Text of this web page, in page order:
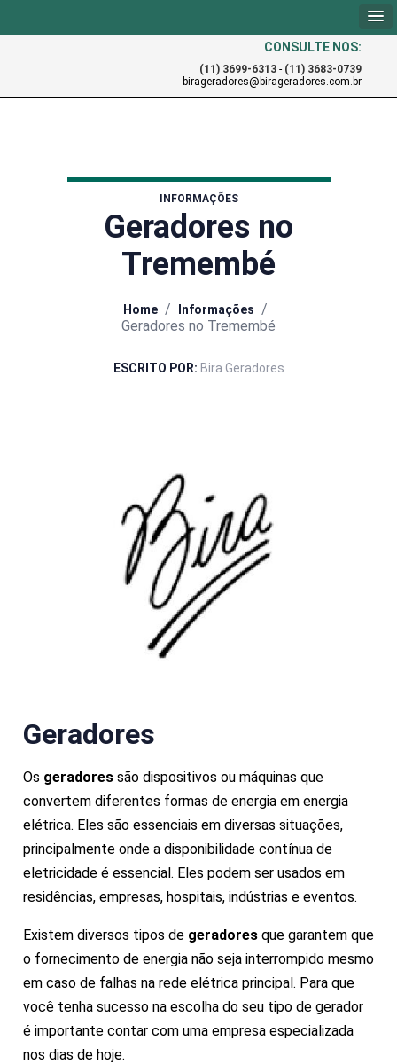
CONSULTE NOS:
(11) 3699-6313 - (11) 3683-0739
birageradores@birageradores.com.br
INFORMAÇÕES
Geradores no
Tremembé
Home / Informações /
Geradores no Tremembé
ESCRITO POR: Bira Geradores
Geradores
Os geradores são dispositivos ou máquinas que
convertem diferentes formas de energia em energia
elétrica. Eles são essenciais em diversas situações,
principalmente onde a disponibilidade contínua de
eletricidade é essencial. Eles podem ser usados em
residências, empresas, hospitais, indústrias e eventos.
Existem diversos tipos de geradores que garantem que
o fornecimento de energia não seja interrompido mesmo
em caso de falhas na rede elétrica principal. Para que
você tenha sucesso na escolha do seu tipo de gerador
é importante contar com uma empresa especializada
nos dias de hoje.